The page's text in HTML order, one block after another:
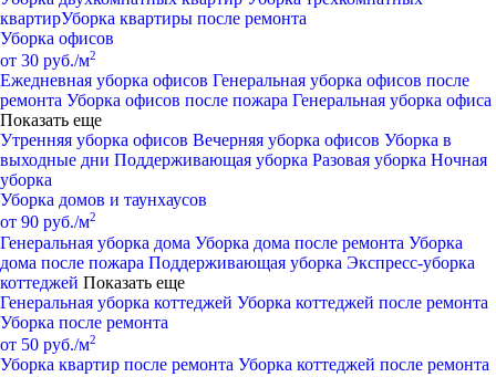
квартирУборка квартиры после ремонта
Уборка офисов
от 30 руб./м2
Ежедневная уборка офисов Генеральная уборка офисов после
ремонта Уборка офисов после пожара Генеральная уборка офиса
Показать еще
Утренняя уборка офисов Вечерняя уборка офисов Уборка в
выходные дни Поддерживающая уборка Разовая уборка Ночная
уборка
Уборка домов и таунхаусов
от 90 руб./м2
Генеральная уборка дома Уборка дома после ремонта Уборка
дома после пожара Поддерживающая уборка Экспресс-уборка
коттеджей Показать еще
Генеральная уборка коттеджей Уборка коттеджей после ремонта
Уборка после ремонта
от 50 руб./м2
Уборка квартир после ремонта Уборка коттеджей после ремонта